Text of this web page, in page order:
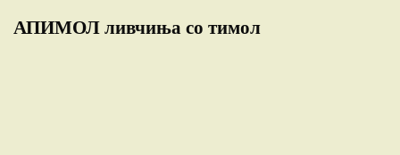
АПИМОЛ ливчиња со тимол